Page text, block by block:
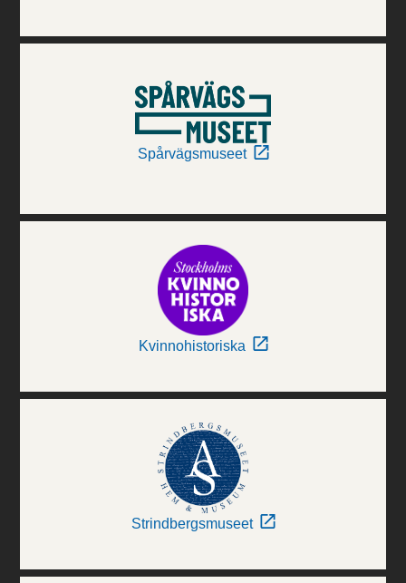
Spårvägsmuseet
Kvinnohistoriska
Strindbergsmuseet